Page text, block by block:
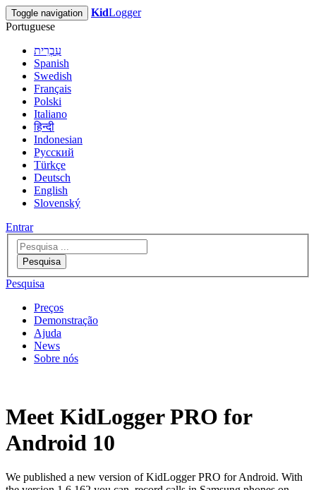
Toggle navigation KidLogger
Portuguese
עִבְרִית
Spanish
Swedish
Français
Polski
Italiano
हिन्दी
Indonesian
Русский
Türkçe
Deutsch
English
Slovenský
Entrar
Pesquisa
Pesquisa
Preços
Demonstração
Ajuda
News
Sobre nós
Meet KidLogger PRO for
Android 10
We published a new version of KidLogger PRO for Android. With